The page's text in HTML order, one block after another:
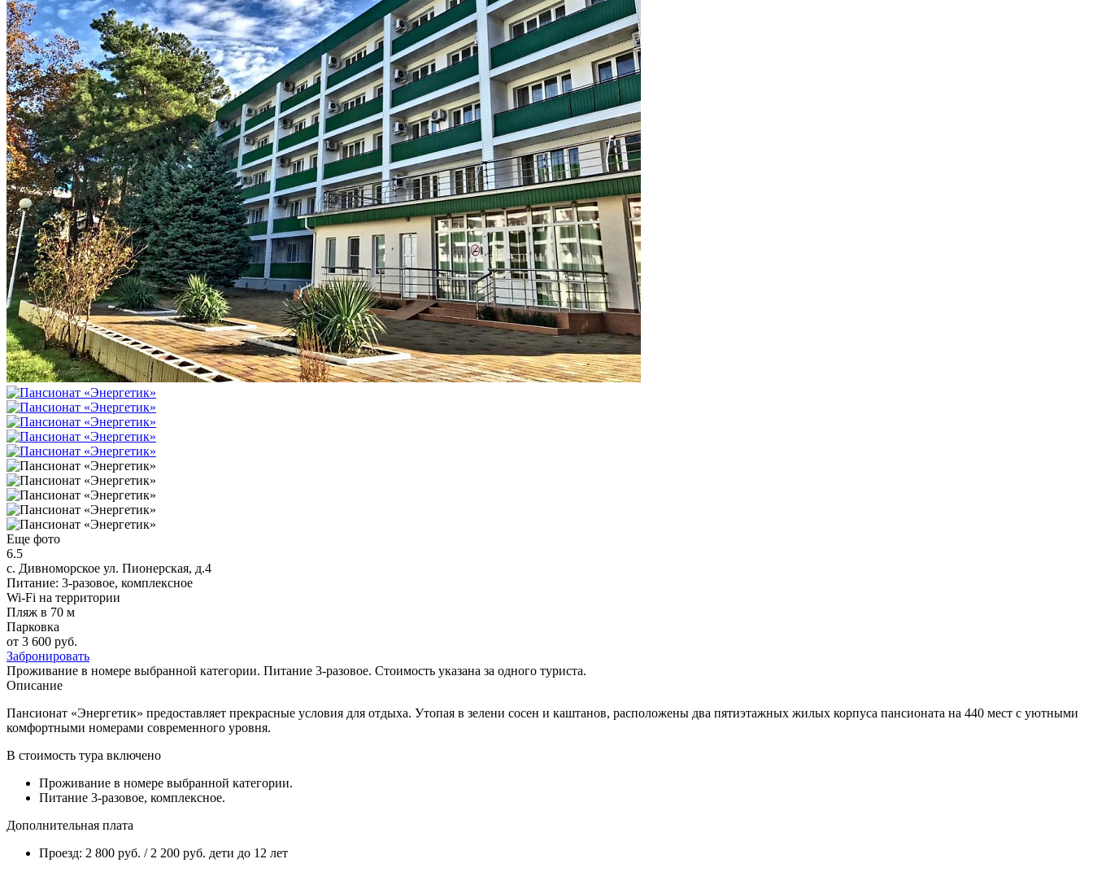
Еще фото
6.5
с. Дивноморское ул. Пионерская, д.4
Питание: 3-разовое, комплексное
Wi-Fi на территории
Пляж в 70 м
Парковка
от 3 600 руб.
Забронировать
Проживание в номере выбранной категории. Питание 3-разовое. Стоимость указана за одного туриста.
Описание
Пансионат «Энергетик» предоставляет прекрасные условия для отдыха. Утопая в зелени сосен и каштанов, расположены два пятиэтажных жилых корпуса пансионата на 440 мест с уютными
комфортными номерами современного уровня.
В стоимость тура включено
Проживание в номере выбранной категории.
Питание 3-разовое, комплексное.
Дополнительная плата
Проезд: 2 800 руб. / 2 200 руб. дети до 12 лет